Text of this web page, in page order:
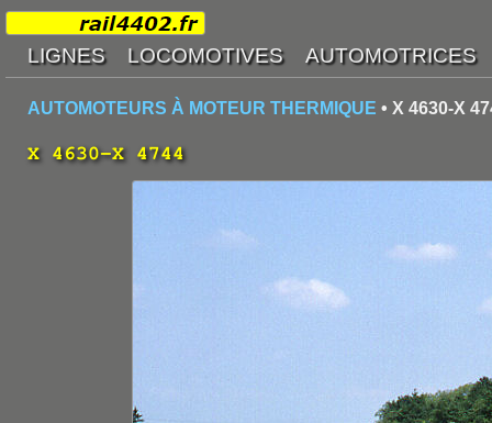
AUTOMOTEURS À MOTEUR THERMIQUE • X 4630-X
X 4630-X 4744